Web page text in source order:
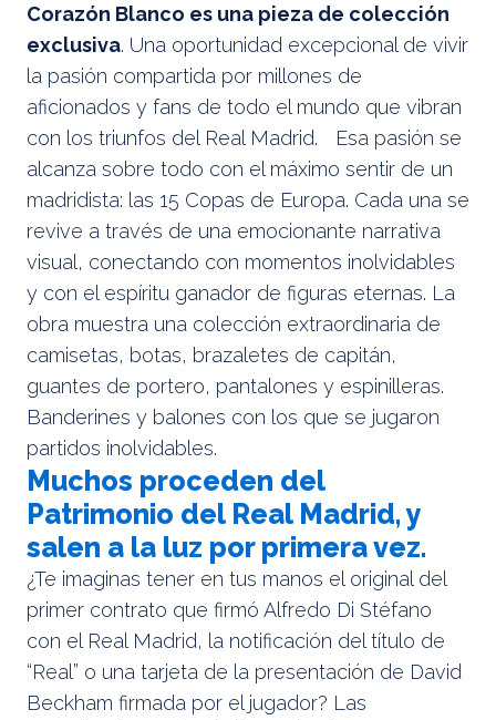
Corazón Blanco es una pieza de colección
exclusiva. Una oportunidad excepcional de vivir
la pasión compartida por millones de
aficionados y fans de todo el mundo que vibran
con los triunfos del Real Madrid. Esa pasión se
alcanza sobre todo con el máximo sentir de un
madridista: las 15 Copas de Europa. Cada una se
revive a través de una emocionante narrativa
visual, conectando con momentos inolvidables
y con el espíritu ganador de figuras eternas. La
obra muestra una colección extraordinaria de
camisetas, botas, brazaletes de capitán,
guantes de portero, pantalones y espinilleras.
Banderines y balones con los que se jugaron
partidos inolvidables.
Muchos proceden del
Patrimonio del Real Madrid, y
salen a la luz por primera vez.
¿Te imaginas tener en tus manos el original del
primer contrato que firmó Alfredo Di Stéfano
con el Real Madrid, la notificación del título de
“Real” o una tarjeta de la presentación de David
Beckham firmada por el jugador? Las